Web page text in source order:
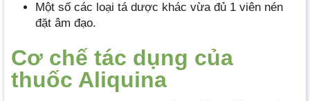
Một số các loại tá dược khác vừa đủ 1 viên nén
đặt âm đạo.
Cơ chế tác dụng của
thuốc Aliquina